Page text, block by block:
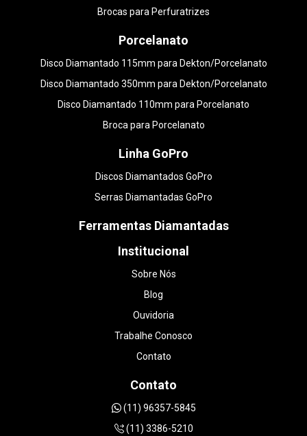
Brocas para Perfuratrizes
Porcelanato
Disco Diamantado 115mm para Dekton/Porcelanato
Disco Diamantado 350mm para Dekton/Porcelanato
Disco Diamantado 110mm para Porcelanato
Broca para Porcelanato
Linha GoPro
Discos Diamantados GoPro
Serras Diamantadas GoPro
Ferramentas Diamantadas
Institucional
Sobre Nós
Blog
Ouvidoria
Trabalhe Conosco
Contato
Contato
(11) 96357-5845
(11) 3386-5210